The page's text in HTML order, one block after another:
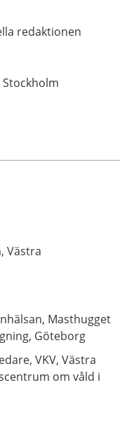
redaktionen
Stockholm
Västra
Masthugget
Göteborg
VKV, Västra
om våld i